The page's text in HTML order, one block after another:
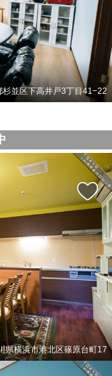
杉並区下高井戸3丁目41−22
県横浜市港北区篠原台町17